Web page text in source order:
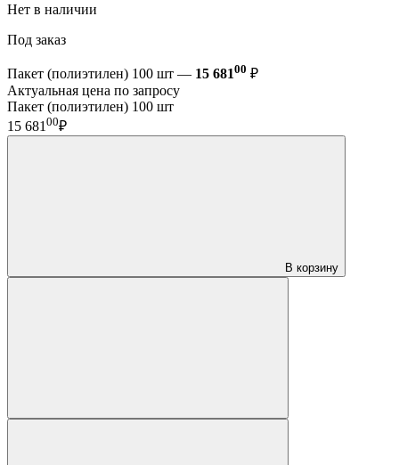
Нет в наличии
Под заказ
Пакет (полиэтилен) 100 шт — 15 68100 ₽
Актуальная цена по запросу
Пакет (полиэтилен) 100 шт
15 681 00₽
В корзину